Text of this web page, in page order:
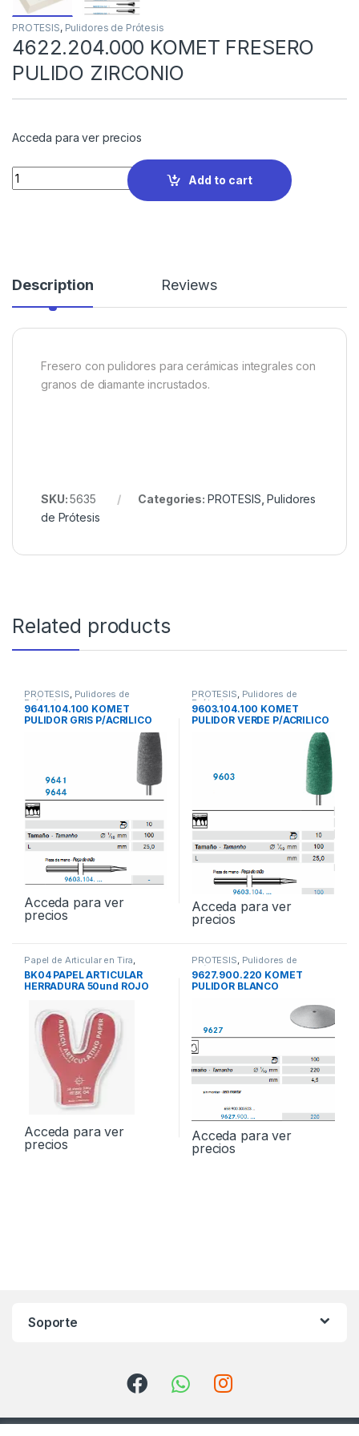
PROTESIS, Pulidores de Prótesis
4622.204.000 KOMET FRESERO
PULIDO ZIRCONIO
Acceda para ver precios
Quantity
Add to cart
Description Reviews
Fresero con pulidores para cerámicas integrales con
granos de diamante incrustados.
SKU:5635 Categories: PROTESIS,Pulidores
de Prótesis
Related products
PROTESIS, Pulidores de
Prótesis
9641.104.100 KOMET
PULIDOR GRIS P/ACRILICO
Acceda para ver
precios
PROTESIS, Pulidores de
Prótesis
9603.104.100 KOMET
PULIDOR VERDE P/ACRILICO
Acceda para ver
precios
Papel de Articular en Tira,
PROTESIS
BK04 PAPEL ARTICULAR
HERRADURA 50und ROJO
Acceda para ver
precios
PROTESIS, Pulidores de
Prótesis
9627.900.220 KOMET
PULIDOR BLANCO
Acceda para ver
precios
Soporte